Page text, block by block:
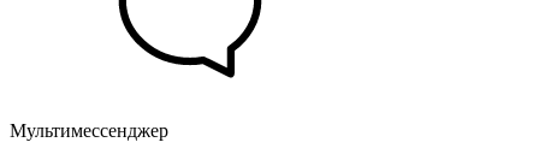
Мультимессенджер